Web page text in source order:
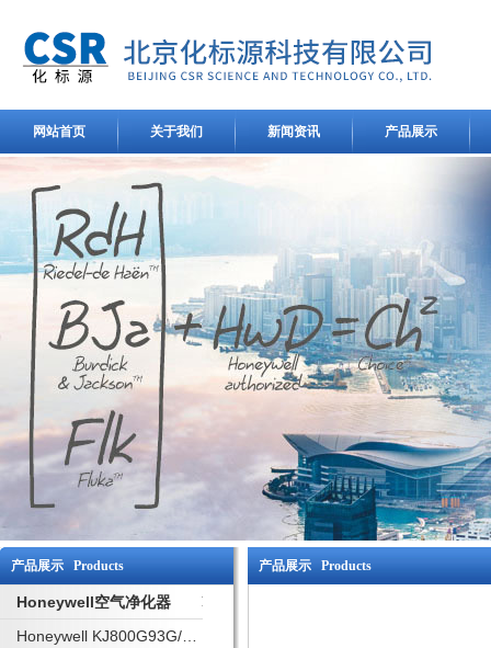
网站首页 关于我们 新闻资讯 产品展示
产品展示 Products
Honeywell空气净化器
产品展示 Products